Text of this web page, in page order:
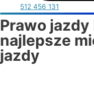
512 456 131
Prawo jazdy
najlepsze
jazdy